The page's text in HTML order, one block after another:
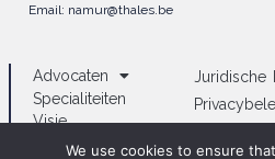
Email: namur@thales.be
Advocaten
Specialiteiten
Visie
Nieuws
Juridische
We use cookies to ensure